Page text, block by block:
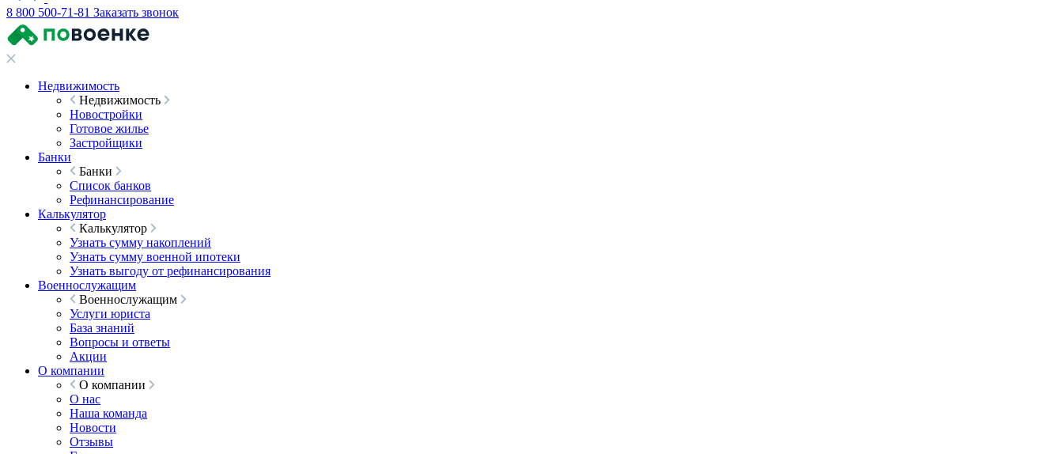
8 800 500-71-81 Заказать звонок
Недвижимость
Недвижимость
Новостройки
Готовое жилье
Застройщики
Банки
Банки
Список банков
Рефинансирование
Калькулятор
Калькулятор
Узнать сумму накоплений
Узнать сумму военной ипотеки
Узнать выгоду от рефинансирования
Военнослужащим
Военнослужащим
Услуги юриста
База знаний
Вопросы и ответы
Акции
О компании
О компании
О нас
Наша команда
Новости
Отзывы